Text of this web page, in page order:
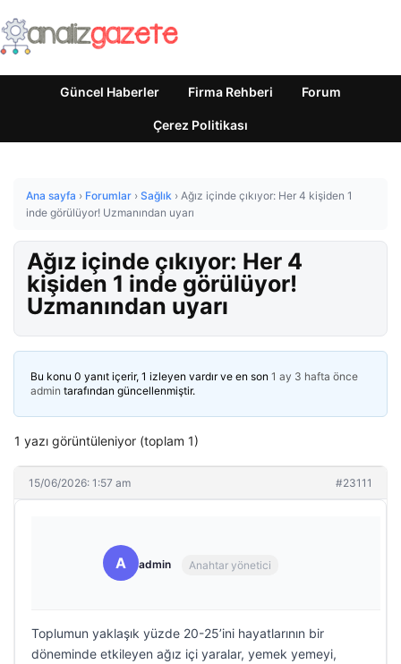
Güncel Haberler Firma Rehberi Forum
Çerez Politikası
Ana sayfa › Forumlar › Sağlık › Ağız içinde çıkıyor: Her 4 kişiden 1
inde görülüyor! Uzmanından uyarı
Ağız içinde çıkıyor: Her 4
kişiden 1 inde görülüyor!
Uzmanından uyarı
Bu konu 0 yanıt içerir, 1 izleyen vardır ve en son 1 ay 3 hafta önce
admin tarafından güncellenmiştir.
1 yazı görüntüleniyor (toplam 1)
15/06/2026: 1:57 am #23111
A admin Anahtar yönetici
Toplumun yaklaşık yüzde 20-25’ini hayatlarının bir
döneminde etkileyen ağız içi yaralar, yemek yemeyi,